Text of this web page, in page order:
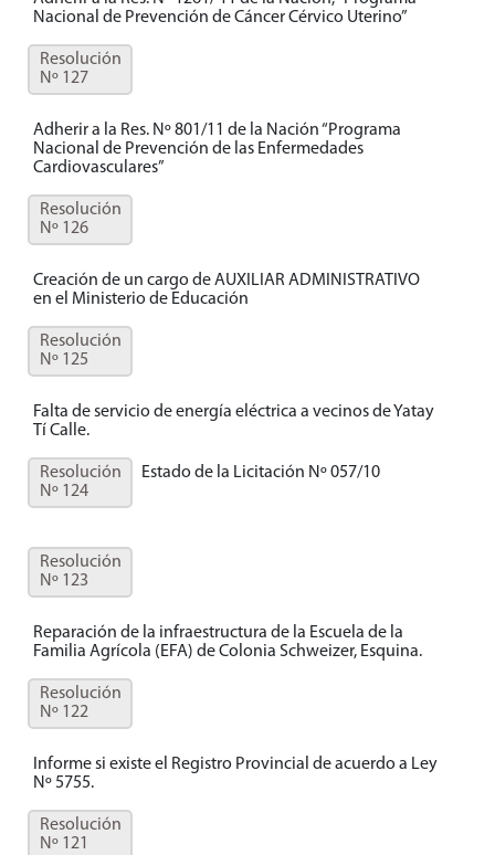
Nacional de Prevención de Cáncer Cérvico Uterino”
Resolución
Nº 127
Adherir a la Res. Nº 801/11 de la Nación “Programa
Nacional de Prevención de las Enfermedades
Cardiovasculares”
Resolución
Nº 126
Creación de un cargo de AUXILIAR ADMINISTRATIVO
en el Ministerio de Educación
Resolución
Nº 125
Falta de servicio de energía eléctrica a vecinos de Yatay
Tí Calle.
Resolución
Nº 124
Estado de la Licitación Nº 057/10
Resolución
Nº 123
Reparación de la infraestructura de la Escuela de la
Familia Agrícola (EFA) de Colonia Schweizer, Esquina.
Resolución
Nº 122
Informe si existe el Registro Provincial de acuerdo a Ley
Nº 5755.
Resolución
Nº 121